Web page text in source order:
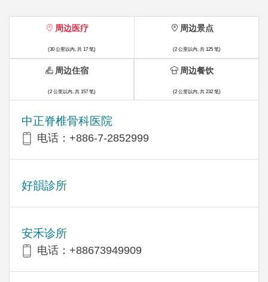
周边医疗
(30 公里以内, 共 17 笔)
中正脊椎骨科医院
电话：+886-7-2852999
好韻診所
安禾诊所
电话：+88673949909
周边景点
(2 公里以内, 共 125 笔)
周边住宿
(2 公里以内, 共 157 笔)
周边餐饮
(2 公里以内, 共 232 笔)